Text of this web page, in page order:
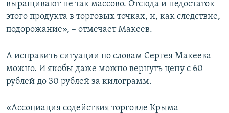
выращивают не так массово. Отсюда и недостаток
этого продукта в торговых точках, и, как следствие,
подорожание», – отмечает Макеев.
А исправить ситуации по словам Сергея Макеева
можно. И якобы даже можно вернуть цену с 60
рублей до 30 рублей за килограмм.
«Ассоциация содействия торговле Крыма